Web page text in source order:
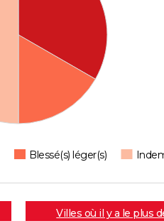
Blessé(s) léger(s)
Villes où il y a le plus